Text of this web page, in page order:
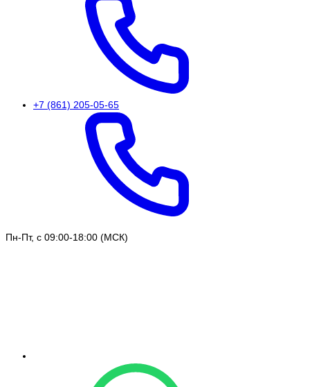
+7 (861) 205-05-65
Пн-Пт, с 09:00-18:00 (МСК)